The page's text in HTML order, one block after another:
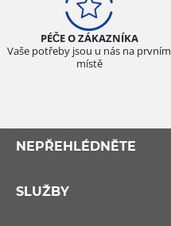
PÉČE O ZÁKAZNÍKA
Vaše potřeby jsou u nás na prvním
místě
NEPŘEHLÉDNĚTE
SLUŽBY